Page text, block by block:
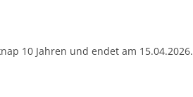
10 Jahren und endet am 15.04.2026.